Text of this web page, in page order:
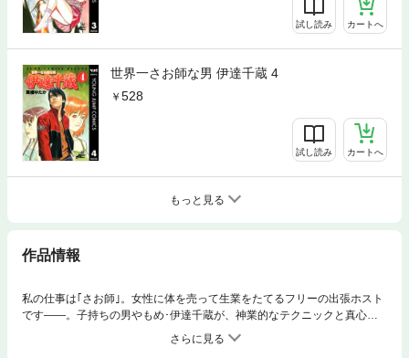
試し読み カートへ
世界一さお師な男 伊達千蔵 4
528
試し読み カートへ
もっと見る
作品情報
私の仕事は｢さお師｣。女性に体を売って生業をたてるフリーの出張ホスト
です――。子持ちの男やもめ･伊達千蔵が、神業的なテクニックと真心